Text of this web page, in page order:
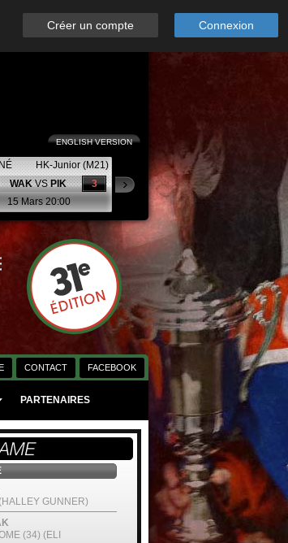
Connexion
Créer un compte
ENGLISH VERSION
HK-Junior (M21)
3
WAKVSPIK
15 Mars 20:00
FACEBOOK
CONTACT
PARTENAIRES
GUNNER)
(34) (ELI